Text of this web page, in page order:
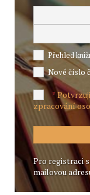
Přehled
Nové číslo
*
zpracování
Pro registraci
mailovou